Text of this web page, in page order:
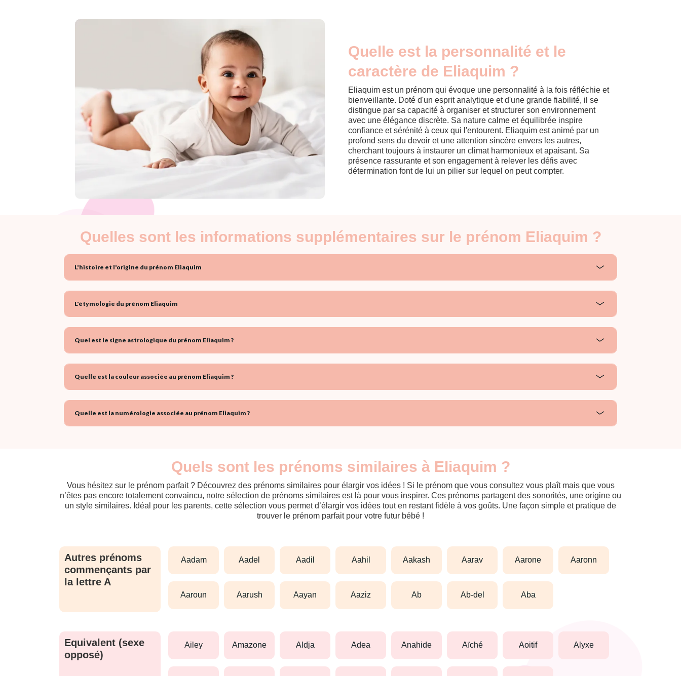
Quelle est la personnalité et le
caractère de Eliaquim ?
Eliaquim est un prénom qui évoque une personnalité à la fois réfléchie et
bienveillante. Doté d'un esprit analytique et d'une grande fiabilité, il se
distingue par sa capacité à organiser et structurer son environnement
avec une élégance discrète. Sa nature calme et équilibrée inspire
confiance et sérénité à ceux qui l'entourent. Eliaquim est animé par un
profond sens du devoir et une attention sincère envers les autres,
cherchant toujours à instaurer un climat harmonieux et apaisant. Sa
présence rassurante et son engagement à relever les défis avec
détermination font de lui un pilier sur lequel on peut compter.
Quelles sont les informations supplémentaires sur le prénom Eliaquim ?
L'histoire et l'origine du prénom Eliaquim
L'étymologie du prénom Eliaquim
Quel est le signe astrologique du prénom Eliaquim ?
Quelle est la couleur associée au prénom Eliaquim ?
Quelle est la numérologie associée au prénom Eliaquim ?
Quels sont les prénoms similaires à Eliaquim ?
Vous hésitez sur le prénom parfait ? Découvrez des prénoms similaires pour élargir vos idées ! Si le prénom que vous consultez vous plaît mais que vous
n’êtes pas encore totalement convaincu, notre sélection de prénoms similaires est là pour vous inspirer. Ces prénoms partagent des sonorités, une origine ou
un style similaires. Idéal pour les parents, cette sélection vous permet d’élargir vos idées tout en restant fidèle à vos goûts. Une façon simple et pratique de
trouver le prénom parfait pour votre futur bébé !
Autres prénoms
commençants par
la lettre A
aadam aadel aadil aahil aakash aarav aarone aaronn
aaroun aarush aayan aaziz ab ab-del aba
Equivalent (sexe
opposé)
ailey amazone aldja adea anahide aïché aoitif alyxe